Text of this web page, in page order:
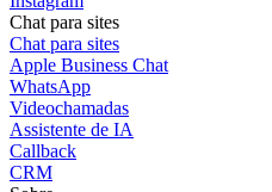
Chat para sites
Chat para sites
Apple Business Chat
WhatsApp
Videochamadas
Assistente de IA
Callback
CRM